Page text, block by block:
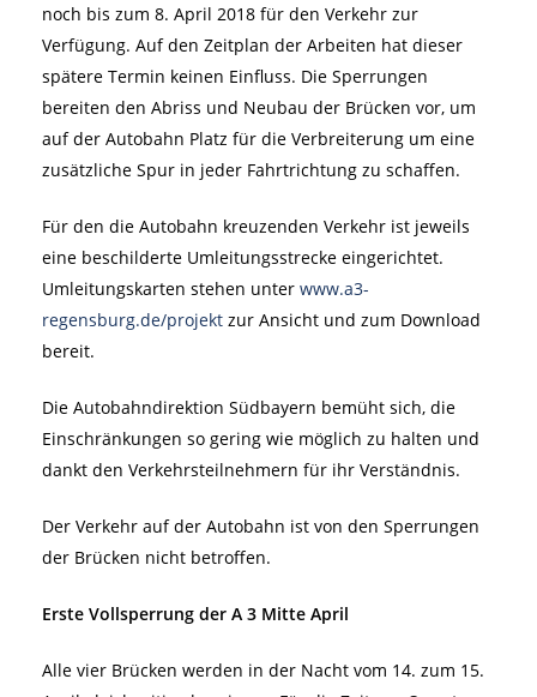
noch bis zum 8. April 2018 für den Verkehr zur
Verfügung. Auf den Zeitplan der Arbeiten hat dieser
spätere Termin keinen Einfluss. Die Sperrungen
bereiten den Abriss und Neubau der Brücken vor, um
auf der Autobahn Platz für die Verbreiterung um eine
zusätzliche Spur in jeder Fahrtrichtung zu schaffen.
Für den die Autobahn kreuzenden Verkehr ist jeweils
eine beschilderte Umleitungsstrecke eingerichtet.
Umleitungskarten stehen unter www.a3-
regensburg.de/projekt zur Ansicht und zum Download
bereit.
Die Autobahndirektion Südbayern bemüht sich, die
Einschränkungen so gering wie möglich zu halten und
dankt den Verkehrsteilnehmern für ihr Verständnis.
Der Verkehr auf der Autobahn ist von den Sperrungen
der Brücken nicht betroffen.
Erste Vollsperrung der A 3 Mitte April
Alle vier Brücken werden in der Nacht vom 14. zum 15.